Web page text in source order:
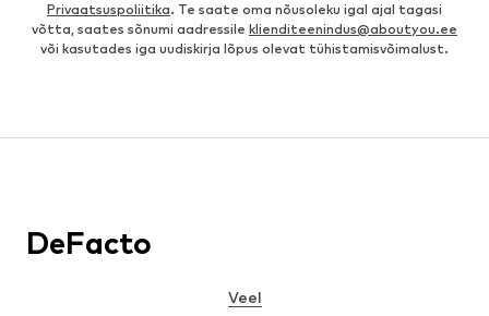
Privaatsuspoliitika. Te saate oma nõusoleku igal ajal tagasi
võtta, saates sõnumi aadressile klienditeenindus@aboutyou.ee
või kasutades iga uudiskirja lõpus olevat tühistamisvõimalust.
DeFacto
Veel